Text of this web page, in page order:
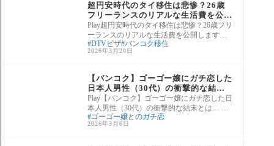
超円安時代のタイ移住は悲惨？26歳
フリーランスのリアルな生活費を公開
します。
Play超円安時代のタイ移住は悲惨？26歳フリ
ーランスのリアルな生活費を公開します。
おすすめ動画 【自己紹介】20代でタイ移住
する
DTVビザ バンコク移住
2026年3月20日
【バンコク】ゴーゴー嬢にガチ恋した
日本人男性（30代）の衝撃的な結末
とは…
Play【バンコク】ゴーゴー嬢にガチ恋した日
本人男性（30代）の衝撃的な結末とは… 投
稿者のコメントや動画の個人的感想や評
価： 相
ゴーゴー嬢とのガチ恋
2026年3月6日